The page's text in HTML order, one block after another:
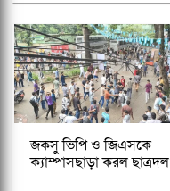
জকসু ভিপি ও জিএসকে
ক্যাম্পাসছাড়া করল ছাত্রদল